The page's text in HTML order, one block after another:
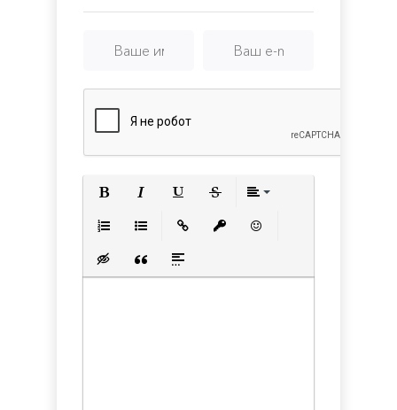
Вставка скрытого текста
Вставка цитаты
Вставка спойлера